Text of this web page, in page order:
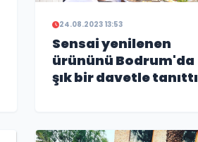
24.08.2023 13:53
Sensai yenilenen
ürününü Bodrum'da
şık bir davetle tanıttı